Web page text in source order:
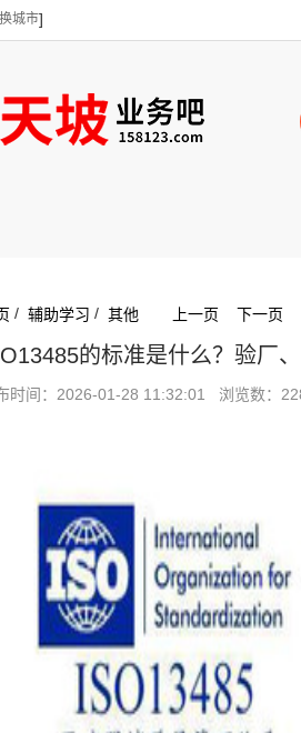
城市]
/ 辅助学习 / 其他 上一页 下一页
的标准是什么？验厂
时间：2026-01-28 11:32:01 浏览数：